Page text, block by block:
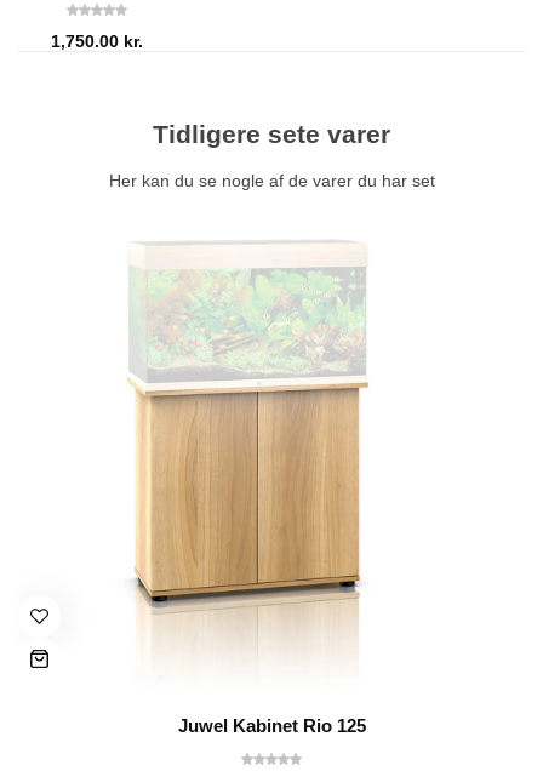
1,750.00 kr.
Tidligere sete varer
Her kan du se nogle af de varer du har set
Juwel Kabinet Rio 125